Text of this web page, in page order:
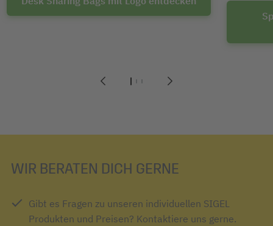
123
WIR BERATEN DICH GERNE
Gibt es Fragen zu unseren individuellen SIGEL
Produkten und Preisen? Kontaktiere uns gerne.